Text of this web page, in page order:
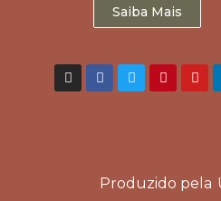
Saiba Mais
Produzido pela